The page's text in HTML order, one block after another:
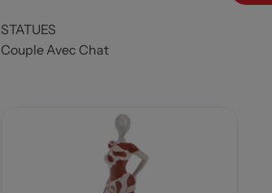
STATUES
Couple Avec Chat